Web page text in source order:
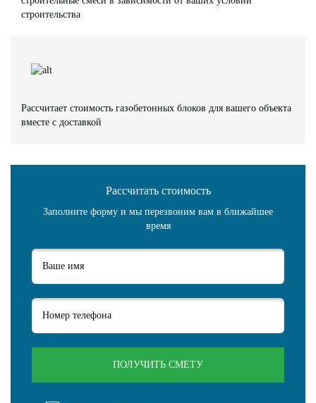
строительства
Рассчитает стоимость газобетонных блоков для вашего объекта
вместе с доставкой
Рассчитать стоимость
Заполните форму и мы перезвоним вам в ближайшее
время